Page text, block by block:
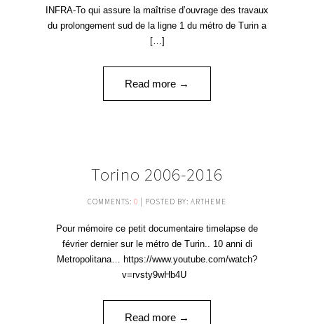
INFRA-To qui assure la maîtrise d’ouvrage des travaux
du prolongement sud de la ligne 1 du métro de Turin a
[…]
Read more →
Torino 2006-2016
COMMENTS: 0 | POSTED BY: ARTHEME
Pour mémoire ce petit documentaire timelapse de
février dernier sur le métro de Turin.. 10 anni di
Metropolitana… https://www.youtube.com/watch?
v=rvsty9wHb4U
Read more →